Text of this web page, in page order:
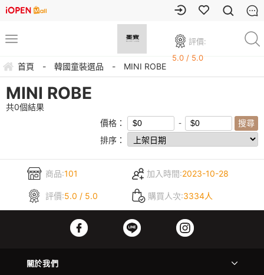
評價:
5.0 / 5.0
首頁 - 韓國童裝選品 - MINI ROBE
MINI ROBE
共0個結果
價格：
排序：
商品:101 加入時間:2023-10-28
評價:5.0 / 5.0 購買人次:3334人
關於我們